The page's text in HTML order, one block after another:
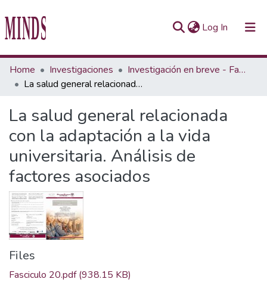
Log In (current)
Communities & Collections
All of Repository UTEC
Statistics
Home Investigaciones
Investigación en breve - Fascículo
La salud general relacionada con la adaptación a la vida universitaria. Análisis de factores asociados
La salud general relacionada
con la adaptación a la vida
universitaria. Análisis de
factores asociados
Files
Fasciculo 20.pdf(938.15 KB)